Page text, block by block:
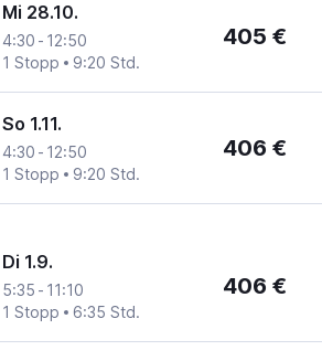
Mi 28.10.
4:30 - 12:50
1 Stopp
9:20 Std.
405 €
So 1.11.
4:30 - 12:50
1 Stopp
9:20 Std.
406 €
Di 1.9.
5:35 - 11:10
1 Stopp
6:35 Std.
406 €